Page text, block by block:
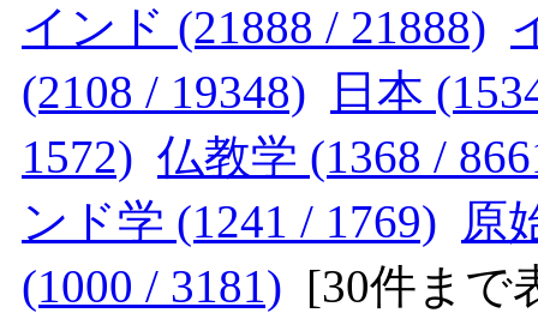
インド (21888 / 21888)
(2108 / 19348)
日本
1572) 仏教学 (1368 /
ンド学 (1241 / 1769) 原
(1000 / 3181) [30件まで